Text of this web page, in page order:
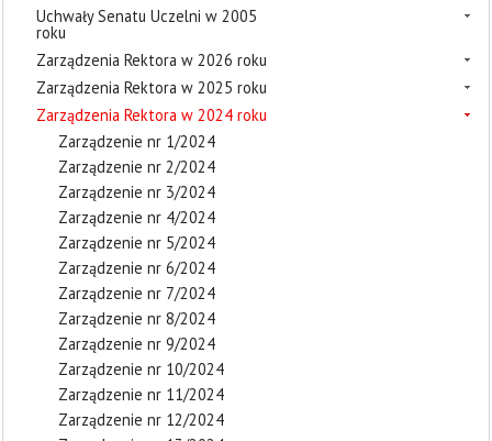
Uchwały Senatu Uczelni w 2005
roku
Zarządzenia Rektora w 2026 roku
Zarządzenia Rektora w 2025 roku
Zarządzenia Rektora w 2024 roku
Zarządzenie nr 1/2024
Zarządzenie nr 2/2024
Zarządzenie nr 3/2024
Zarządzenie nr 4/2024
Zarządzenie nr 5/2024
Zarządzenie nr 6/2024
Zarządzenie nr 7/2024
Zarządzenie nr 8/2024
Zarządzenie nr 9/2024
Zarządzenie nr 10/2024
Zarządzenie nr 11/2024
Zarządzenie nr 12/2024